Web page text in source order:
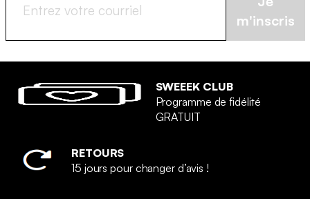
m'inscris
SWEEEK CLUB
Programme de fidélité
GRATUIT
RETOURS
15 jours pour changer d’avis !